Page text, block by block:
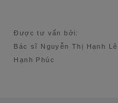
Được tư vấn bởi:
Bác sĩ Nguyễn Thị Hạnh
Hạnh Phúc